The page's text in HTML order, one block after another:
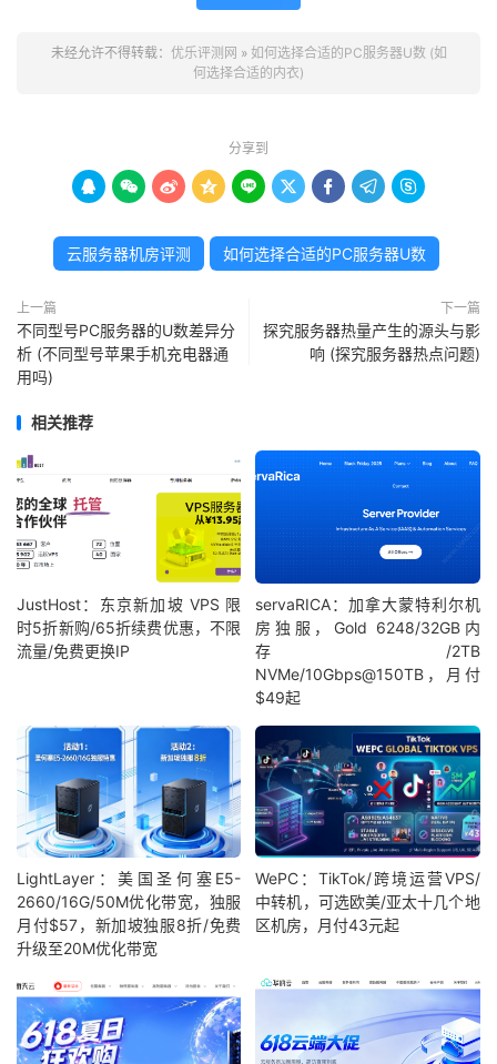
未经允许不得转载： 优乐评测网 » 如何选择合适的PC服务器U数 (如
何选择合适的内衣)
分享到
        
云服务器机房评测 如何选择合适的PC服务器U数
上一篇
不同型号PC服务器的U数差异分
析 (不同型号苹果手机充电器通
用吗)
下一篇
探究服务器热量产生的源头与影
响 (探究服务器热点问题)
相关推荐
JustHost：东京新加坡 VPS 限
时5折新购/65折续费优惠，不限
流量/免费更换IP
servaRICA：加拿大蒙特利尔机
房独服，Gold 6248/32GB内
存/2TB
NVMe/10Gbps@150TB，月付
$49起
LightLayer：美国圣何塞E5-
2660/16G/50M优化带宽，独服
月付$57，新加坡独服8折/免费
升级至20M优化带宽
WePC：TikTok/跨境运营VPS/
中转机，可选欧美/亚太十几个地
区机房，月付43元起